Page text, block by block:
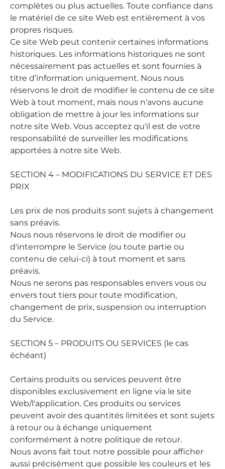
complètes ou plus actuelles. Toute confiance dans
le matériel de ce site Web est entièrement à vos
propres risques.
Ce site Web peut contenir certaines informations
historiques. Les informations historiques ne sont
nécessairement pas actuelles et sont fournies à
titre d’information uniquement. Nous nous
réservons le droit de modifier le contenu de ce site
Web à tout moment, mais nous n'avons aucune
obligation de mettre à jour les informations sur
notre site Web. Vous acceptez qu'il est de votre
responsabilité de surveiller les modifications
apportées à notre site Web.
SECTION 4 – MODIFICATIONS DU SERVICE ET DES
PRIX
Les prix de nos produits sont sujets à changement
sans préavis.
Nous nous réservons le droit de modifier ou
d'interrompre le Service (ou toute partie ou
contenu de celui-ci) à tout moment et sans
préavis.
Nous ne serons pas responsables envers vous ou
envers tout tiers pour toute modification,
changement de prix, suspension ou interruption
du Service.
SECTION 5 – PRODUITS OU SERVICES (le cas
échéant)
Certains produits ou services peuvent être
disponibles exclusivement en ligne via le site
Web/l'application. Ces produits ou services
peuvent avoir des quantités limitées et sont sujets
à retour ou à échange uniquement
conformément à notre politique de retour.
Nous avons fait tout notre possible pour afficher
aussi précisément que possible les couleurs et les